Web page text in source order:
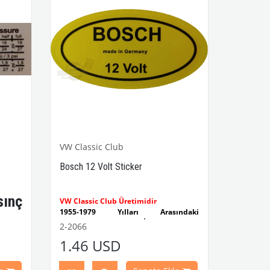
VW Classic Club
Bosch 12 Volt Sticker
VW Classic Club Üretimidir
1955-1979 Yılları Arasındaki
Kaplumbağa Modelleri İle Uyumludur
Kaplumbağa Modelleri İle Uyumludur
Modelleri İle Uyumludur
2-2066
1.46 USD